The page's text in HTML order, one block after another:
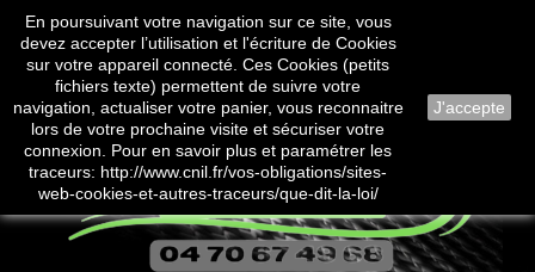
Contactez-nous
En poursuivant votre navigation sur ce site, vous
devez accepter l’utilisation et l'écriture de Cookies
sur votre appareil connecté. Ces Cookies (petits
fichiers texte) permettent de suivre votre
navigation, actualiser votre panier, vous reconnaitre
lors de votre prochaine visite et sécuriser votre
connexion. Pour en savoir plus et paramétrer les
traceurs: http://www.cnil.fr/vos-obligations/sites-
web-cookies-et-autres-traceurs/que-dit-la-loi/
J'accepte